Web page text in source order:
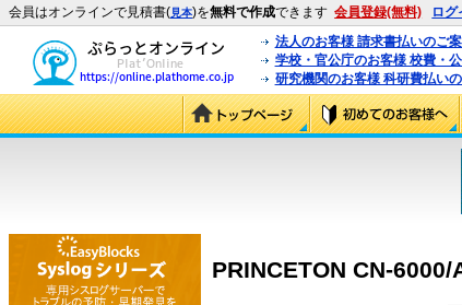
会員はオンラインで見積書(見本)を無料で作成できます 会員登録(無料) ログ
法人のお客様 請求書払いのご
学校・官公庁のお客様 校費・
研究機関のお客様 科研費払い
PRINCETON CN-